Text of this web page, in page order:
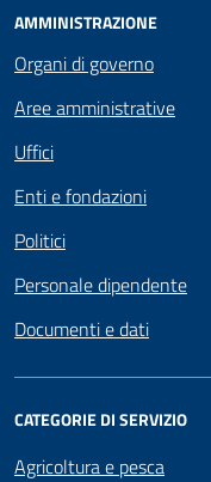
AMMINISTRAZIONE
Organi di governo
Aree amministrative
Uffici
Enti e fondazioni
Politici
Personale dipendente
Documenti e dati
CATEGORIE DI SERVIZIO
Agricoltura e pesca